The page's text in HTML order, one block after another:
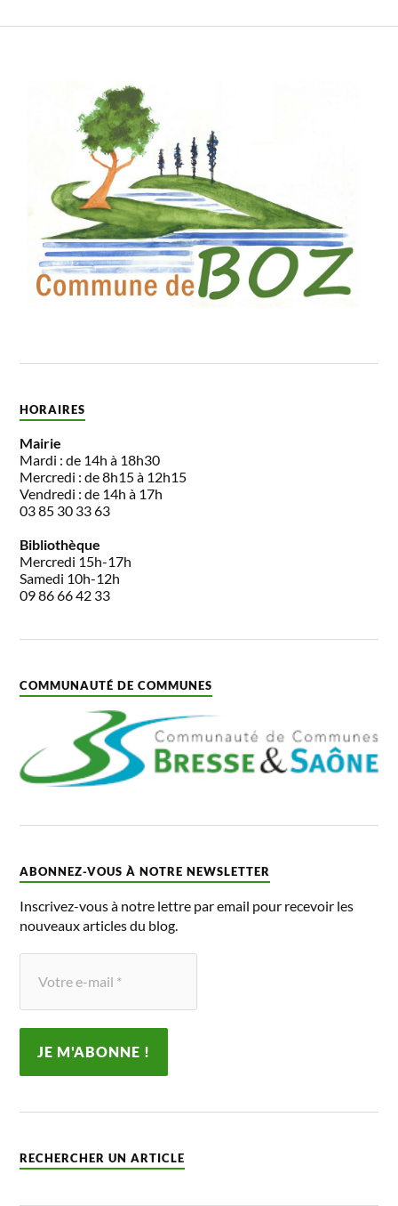
HORAIRES
Mairie
Mardi : de 14h à 18h30
Mercredi : de 8h15 à 12h15
Vendredi : de 14h à 17h
03 85 30 33 63
Bibliothèque
Mercredi 15h-17h
Samedi 10h-12h
09 86 66 42 33
COMMUNAUTÉ DE COMMUNES
ABONNEZ-VOUS À NOTRE NEWSLETTER
Inscrivez-vous à notre lettre par email pour recevoir les
nouveaux articles du blog.
RECHERCHER UN ARTICLE